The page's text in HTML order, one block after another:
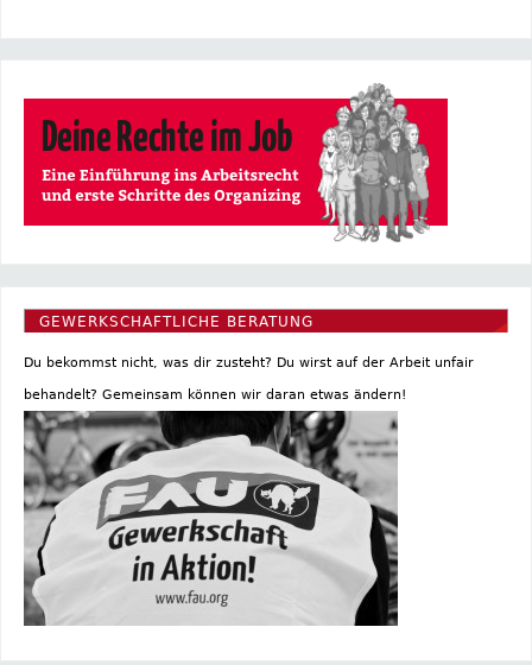
GEWERKSCHAFTLICHE BERATUNG
Du bekommst nicht, was dir zusteht? Du wirst auf der Arbeit unfair
behandelt? Gemeinsam können wir daran etwas ändern!